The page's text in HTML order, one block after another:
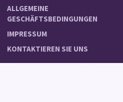
ALLGEMEINE
GESCHÄFTSBEDINGUNGEN
IMPRESSUM
KONTAKTIEREN SIE UNS